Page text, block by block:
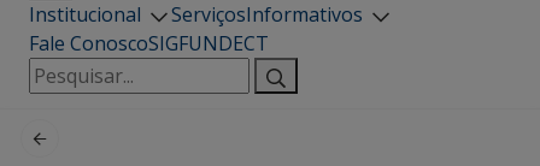
Institucional ServiçosInformativos
Fale ConoscoSIGFUNDECT
Pesquisar
por: